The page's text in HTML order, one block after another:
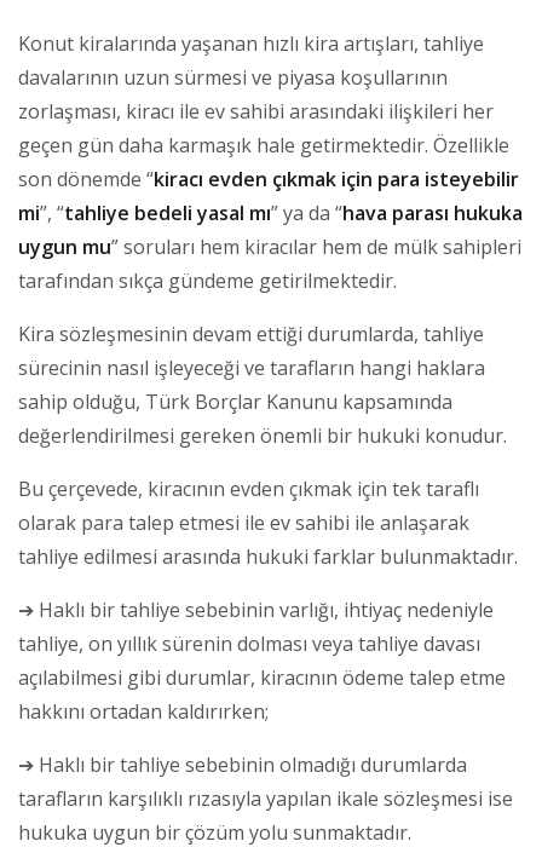
Konut kiralarında yaşanan hızlı kira artışları, tahliye
davalarının uzun sürmesi ve piyasa koşullarının
zorlaşması, kiracı ile ev sahibi arasındaki ilişkileri her
geçen gün daha karmaşık hale getirmektedir. Özellikle
son dönemde “kiracı evden çıkmak için para isteyebilir
mi”, “tahliye bedeli yasal mı” ya da “hava parası hukuka
uygun mu” soruları hem kiracılar hem de mülk sahipleri
tarafından sıkça gündeme getirilmektedir.
Kira sözleşmesinin devam ettiği durumlarda, tahliye
sürecinin nasıl işleyeceği ve tarafların hangi haklara
sahip olduğu, Türk Borçlar Kanunu kapsamında
değerlendirilmesi gereken önemli bir hukuki konudur.
Bu çerçevede, kiracının evden çıkmak için tek taraflı
olarak para talep etmesi ile ev sahibi ile anlaşarak
tahliye edilmesi arasında hukuki farklar bulunmaktadır.
➔ Haklı bir tahliye sebebinin varlığı, ihtiyaç nedeniyle
tahliye, on yıllık sürenin dolması veya tahliye davası
açılabilmesi gibi durumlar, kiracının ödeme talep etme
hakkını ortadan kaldırırken;
➔ Haklı bir tahliye sebebinin olmadığı durumlarda
tarafların karşılıklı rızasıyla yapılan ikale sözleşmesi ise
hukuka uygun bir çözüm yolu sunmaktadır.